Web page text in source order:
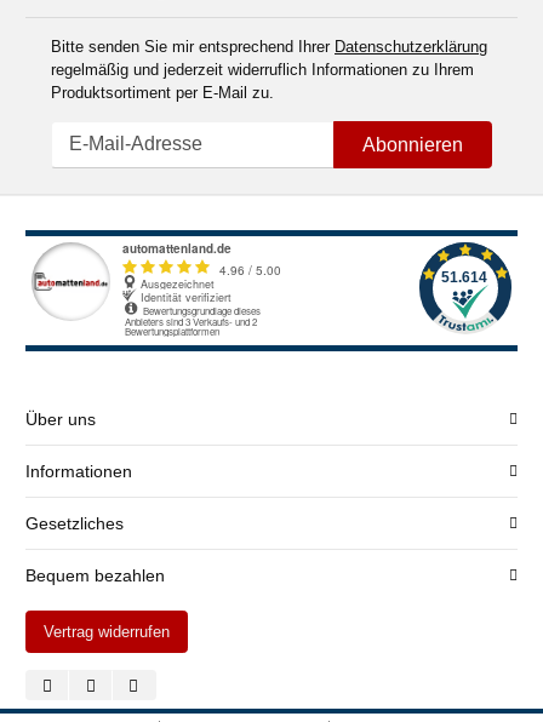
Bitte senden Sie mir entsprechend Ihrer Datenschutzerklärung
regelmäßig und jederzeit widerruflich Informationen zu Ihrem
Produktsortiment per E-Mail zu.
Abonnieren
Über uns
Informationen
Gesetzliches
Bequem bezahlen
Vertrag widerrufen